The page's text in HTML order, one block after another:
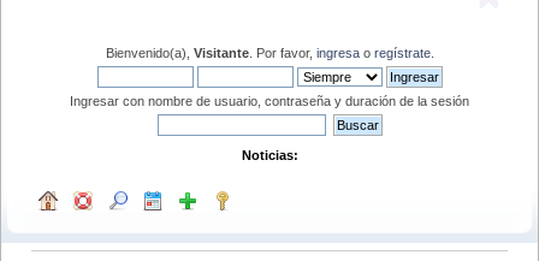
Bienvenido(a), Visitante. Por favor, ingresao regístrate.
Ingresar con nombre de usuario, contraseña y duración de la sesión
Noticias: